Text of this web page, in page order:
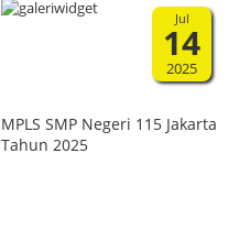
Jul
14
2025
MPLS SMP Negeri 115 Jakarta
Tahun 2025